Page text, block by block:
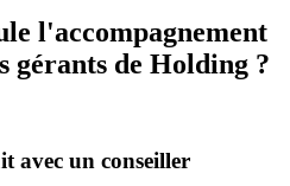
l'accompagnement
gérants de Holding ?
avec un conseiller